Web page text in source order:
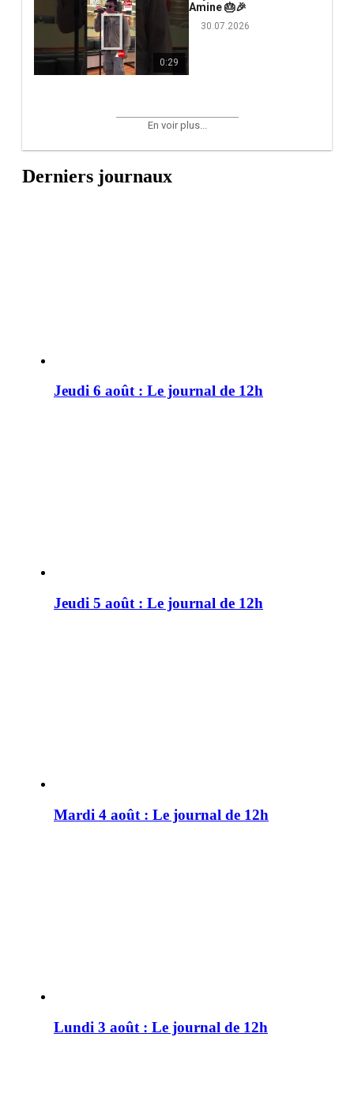
0:29
Amine 🎂🎉
30.07.2026
En voir plus...
Derniers journaux
Jeudi 6 août : Le journal de 12h
Jeudi 5 août : Le journal de 12h
Mardi 4 août : Le journal de 12h
Lundi 3 août : Le journal de 12h